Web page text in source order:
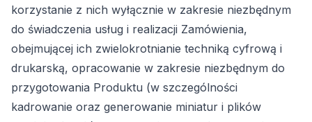
korzystanie z nich wyłącznie w zakresie niezbędnym
do świadczenia usług i realizacji Zamówienia,
obejmującej ich zwielokrotnianie techniką cyfrową i
drukarską, opracowanie w zakresie niezbędnym do
przygotowania Produktu (w szczególności
kadrowanie oraz generowanie miniatur i plików